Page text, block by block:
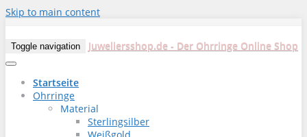
Skip to main content
Toggle navigation Juweliersshop.de - Der Ohrringe Online Shop
Startseite
Ohrringe
Material
Sterlingsilber